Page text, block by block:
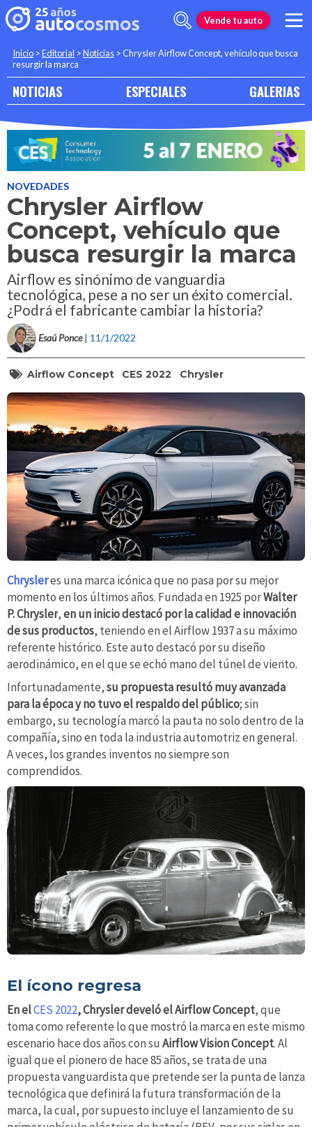
Vende tu auto
Inicio >Editorial >Noticias >Chrysler Airflow Concept, vehículo que busca
resurgir la marca
NOTICIAS ESPECIALES GALERIAS
NOVEDADES
Chrysler Airflow
Concept, vehículo que
busca resurgir la marca
Airflow es sinónimo de vanguardia
tecnológica, pese a no ser un éxito comercial.
¿Podrá el fabricante cambiar la historia?
Esaú Ponce | 11/1/2022
Airflow Concept CES 2022 Chrysler
Chrysleres una marca icónica que no pasa por su mejor
momento en los últimos años. Fundada en 1925 porWalter
P. Chrysler,en un inicio destacó por la calidad e innovación
de sus productos, teniendo en el Airflow 1937 a su máximo
referente histórico. Este auto destacó por su diseño
aerodinámico, en el que se echó mano del túnel de viento.
Infortunadamente,su propuesta resultó muy avanzada
para la época y no tuvo el respaldo del público; sin
embargo, su tecnología marcó la pauta no solo dentro de la
compañía, sino en toda la industria automotriz en general.
A veces, los grandes inventos no siempre son
comprendidos.
El ícono regresa
En elCES 2022, Chrysler develó el Airflow Concept, que
toma como referente lo que mostró la marca en este mismo
escenario hace dos años con su Airflow Vision Concept. Al
igual que el pionero de hace 85 años, se trata de una
propuesta vanguardista que pretende ser la punta de lanza
tecnológica que definirá la futura transformación de la
marca, la cual, por supuesto incluye el lanzamiento de su